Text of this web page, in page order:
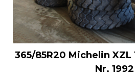
365/85R20 Michelin XZL
Nr. 1992